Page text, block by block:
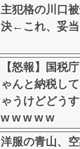
主犯格の川口
決←これ、妥当
【怒報】国税
ゃんと納税し
ゃうけどどう
w w w w w
洋服の青山、